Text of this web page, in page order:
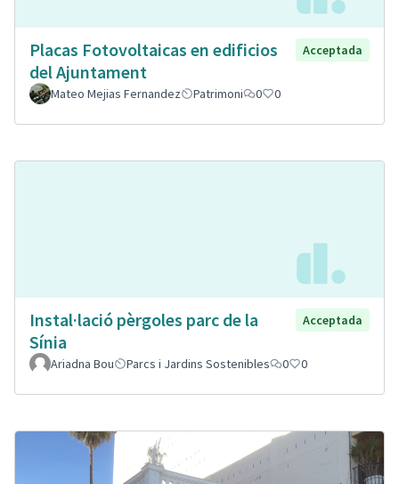
Placas Fotovoltaicas en edificios
del Ajuntament
Acceptada
Mateo Mejias Fernandez Patrimoni 0 0
Instal·lació pèrgoles parc de la
Sínia
Acceptada
Ariadna Bou Parcs i Jardins Sostenibles 0 0